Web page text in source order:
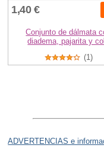
1,40 €
Conjunto de dálmata
diadema, pajarita y
(1)
ADVERTENCIAS e